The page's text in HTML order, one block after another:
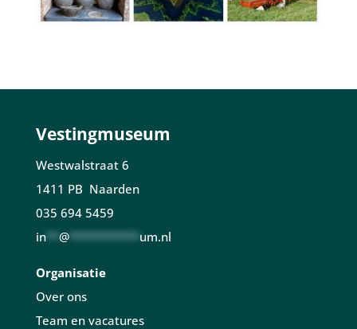
Vestingmuseum
Westwalstraat 6
1411 PB Naarden
035 694 5459
in** @*********** um.nl
Organisatie
Over ons
Team en vacatures